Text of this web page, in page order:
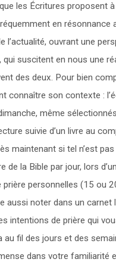
les Écritures proposent
en résonnance
l’actualité, ouvrant une
qui suscitent en nous une
des deux. Pour bien
connaître son contexte :
même
suivie d’un livre au
maintenant si tel n’est
de la Bible par jour, lors
prière personnelles (15 ou
aussi noter dans un carnet
intentions de prière qui
au fil des jours et des
dans votre familiarité